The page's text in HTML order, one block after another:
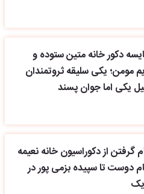
دکور خانه متین ستوده و
مومن؛ یکی سلیقه ثروتمندان
یکی اما جوان پسند
گرفتن از دکوراسیون خانه نعیمه
دوست تا سپیده بزمی پور در